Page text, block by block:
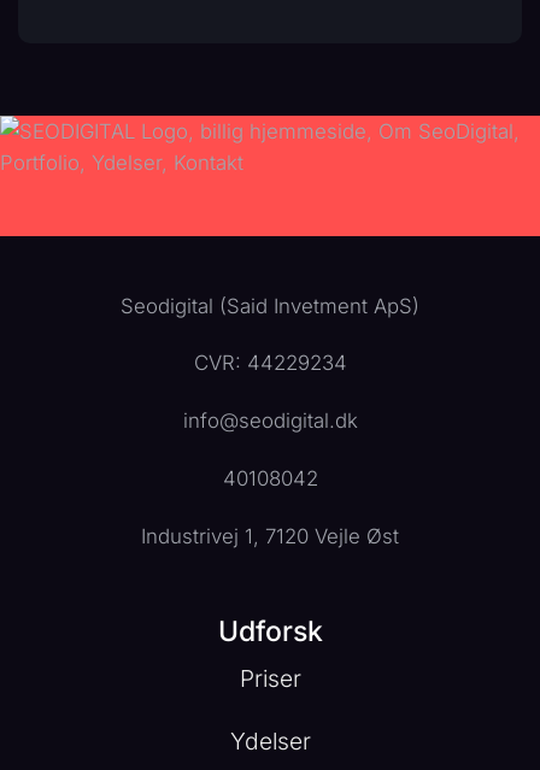
Seodigital (Said Invetment ApS)
CVR: 44229234
info@seodigital.dk
40108042
Industrivej 1, 7120 Vejle Øst
Udforsk
Priser
Ydelser